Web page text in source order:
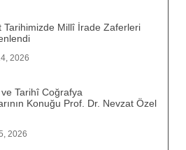
Tarihimizde Millî İrade Zaferleri
2026
Tarihî Coğrafya
Konuğu Prof. Dr. Nevzat Özel
2026